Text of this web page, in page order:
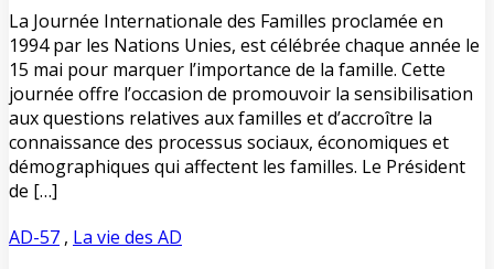
La Journée Internationale des Familles proclamée en
1994 par les Nations Unies, est célébrée chaque année le
15 mai pour marquer l’importance de la famille. Cette
journée offre l’occasion de promouvoir la sensibilisation
aux questions relatives aux familles et d’accroître la
connaissance des processus sociaux, économiques et
démographiques qui affectent les familles. Le Président
de […]
AD-57 , La vie des AD